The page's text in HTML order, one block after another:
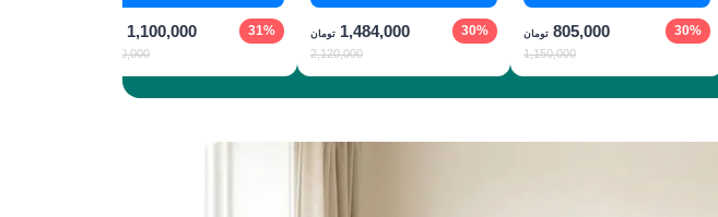
30%
805,000 تومان
1,150,000
30%
1,484,000 تومان
2,120,000
31%
1,100,000
1,600,000